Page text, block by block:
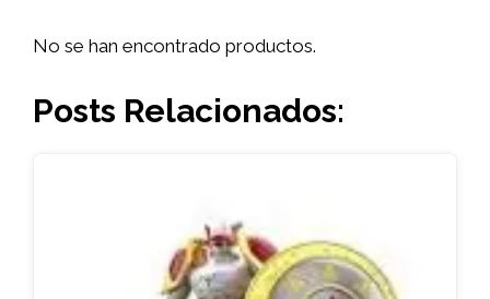
No se han encontrado productos.
Posts Relacionados: